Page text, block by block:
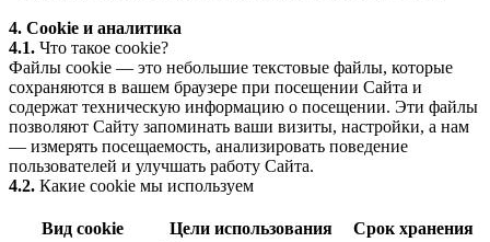
4. Cookie и аналитика
4.1. Что такое cookie?
Файлы cookie — это небольшие текстовые файлы, которые
сохраняются в вашем браузере при посещении Сайта и
содержат техническую информацию о посещении. Эти файлы
позволяют Сайту запоминать ваши визиты, настройки, а нам
— измерять посещаемость, анализировать поведение
пользователей и улучшать работу Сайта.
4.2. Какие cookie мы используем
Вид cookie Цели использования Срок хранения